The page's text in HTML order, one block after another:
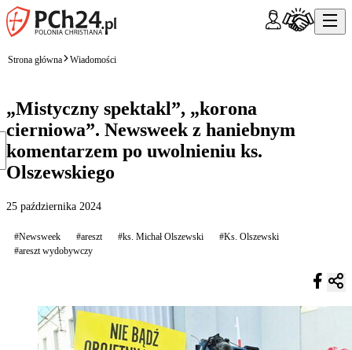
Strona główna Wiadomości
„Mistyczny spektakl”, „korona
cierniowa”. Newsweek z haniebnym
komentarzem po uwolnieniu ks.
Olszewskiego
25 października 2024
#Newsweek #areszt #ks. Michał Olszewski
#Ks. Olszewski
#areszt wydobywczy